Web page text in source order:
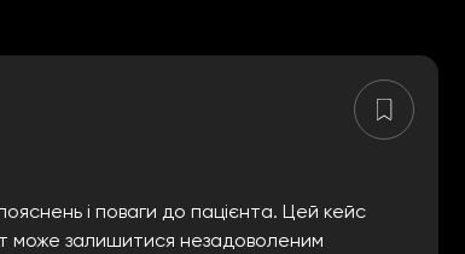
і поваги до пацієнта. Цей кейс
може залишитися незадоволеним